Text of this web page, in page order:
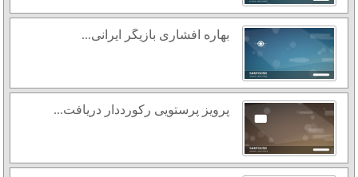
بهاره افشاری بازیگر ایرانی...
پرویز پرستویی رکورددار دریافت...